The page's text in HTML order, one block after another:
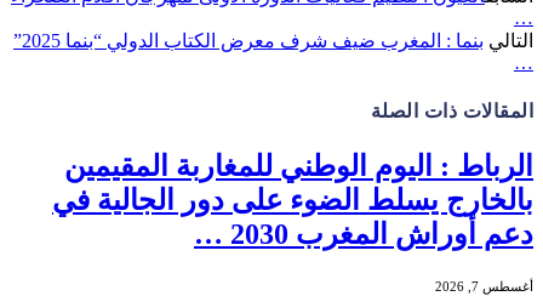
…
التالي
بنما : المغرب ضيف شرف معرض الكتاب الدولي “بنما 2025”
…
المقالات ذات الصلة
الرباط : اليوم الوطني للمغاربة المقيمين
بالخارج يسلط الضوء على دور الجالية في
دعم أوراش المغرب 2030 …
أغسطس 7, 2026